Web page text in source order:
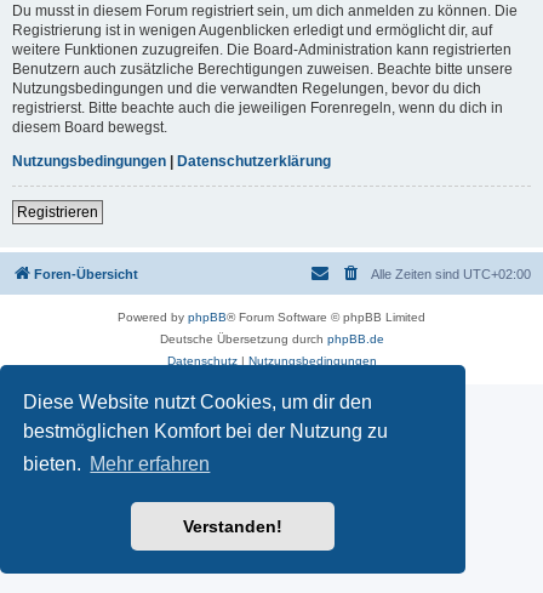
Diese Website nutzt Cookies, um dir den
bestmöglichen Komfort bei der Nutzung zu
bieten. Mehr erfahren
Verstanden!
Du musst in diesem Forum registriert sein, um dich anmelden zu können. Die
Registrierung ist in wenigen Augenblicken erledigt und ermöglicht dir, auf
weitere Funktionen zuzugreifen. Die Board-Administration kann registrierten
Benutzern auch zusätzliche Berechtigungen zuweisen. Beachte bitte unsere
Nutzungsbedingungen und die verwandten Regelungen, bevor du dich
registrierst. Bitte beachte auch die jeweiligen Forenregeln, wenn du dich in
diesem Board bewegst.
Nutzungsbedingungen | Datenschutzerklärung
Registrieren
Foren-Übersicht Alle Zeiten sind UTC+02:00
Powered by phpBB® Forum Software © phpBB Limited
Deutsche Übersetzung durch phpBB.de
Datenschutz| Nutzungsbedingungen